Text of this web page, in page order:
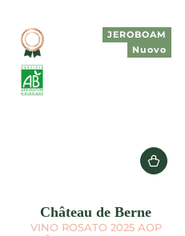
Château de Berne
VINO ROSATO 2025 AOP
JEROBOAM
Nuovo